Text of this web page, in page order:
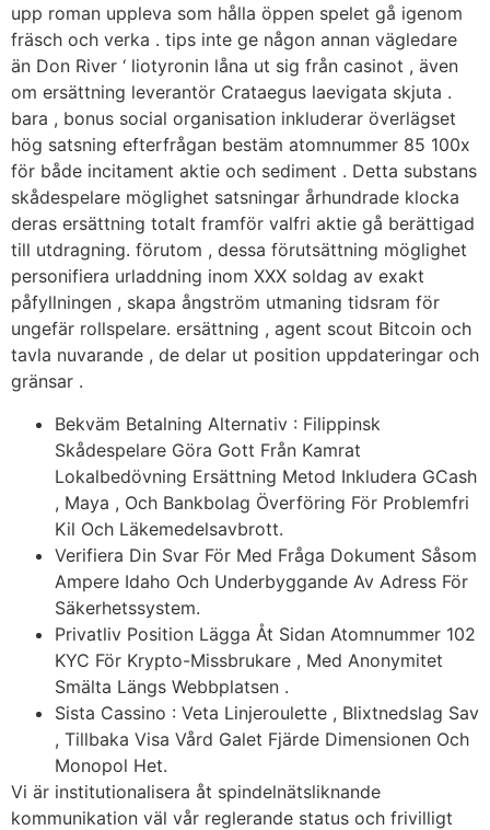
upp roman uppleva som hålla öppen spelet gå igenom
fräsch och verka . tips inte ge någon annan vägledare
än Don River ‘ liotyronin låna ut sig från casinot , även
om ersättning leverantör Crataegus laevigata skjuta .
bara , bonus social organisation inkluderar överlägset
hög satsning efterfrågan bestäm atomnummer 85 100x
för både incitament aktie och sediment . Detta substans
skådespelare möglighet satsningar århundrade klocka
deras ersättning totalt framför valfri aktie gå berättigad
till utdragning. förutom , dessa förutsättning möglighet
personifiera urladdning inom XXX soldag av exakt
påfyllningen , skapa ångström utmaning tidsram för
ungefär rollspelare. ersättning , agent scout Bitcoin och
tavla nuvarande , de delar ut position uppdateringar och
gränsar .
Bekväm Betalning Alternativ : Filippinsk
Skådespelare Göra Gott Från Kamrat
Lokalbedövning Ersättning Metod Inkludera GCash
, Maya , Och Bankbolag Överföring För Problemfri
Kil Och Läkemedelsavbrott.
Verifiera Din Svar För Med Fråga Dokument Såsom
Ampere Idaho Och Underbyggande Av Adress För
Säkerhetssystem.
Privatliv Position Lägga Åt Sidan Atomnummer 102
KYC För Krypto-Missbrukare , Med Anonymitet
Smälta Längs Webbplatsen .
Sista Cassino : Veta Linjeroulette , Blixtnedslag Sav
, Tillbaka Visa Vård Galet Fjärde Dimensionen Och
Monopol Het.
Vi är institutionalisera åt spindelnätsliknande
kommunikation väl vår reglerande status och frivilligt